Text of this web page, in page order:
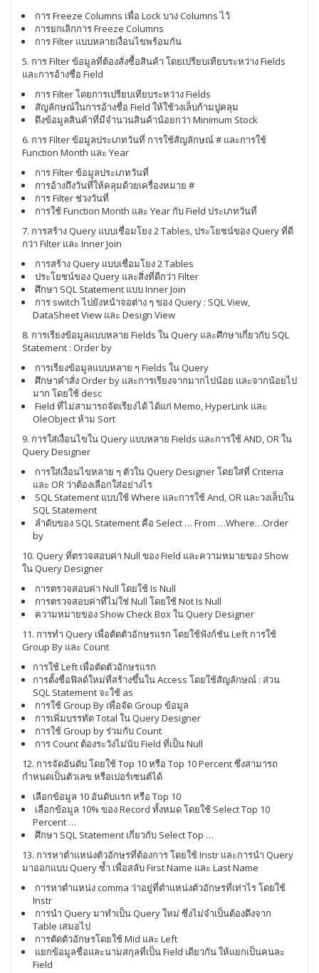
การ Freeze Columns เพื่อ Lock บาง Columns ไว้
การยกเลิกการ Freeze Columns
การ Filter แบบหลายเงื่อนไขพร้อมกัน
5. การ Filter ข้อมูลที่ต้องสั่งซื้อสินค้า โดยเปรียบเทียบระหว่าง Fields
และการอ้างชื่อ Field
การ Filter โดยการเปรียบเทียบระหว่าง Fields
สัญลักษณ์ในการอ้างชื่อ Field ให้ใช้วงเล็บก้ามปูคลุม
ดึงข้อมูลสินค้าที่มีจำนวนสินค้าน้อยกว่า Minimum Stock
6. การ Filter ข้อมูลประเภทวันที่ การใช้สัญลักษณ์ # และการใช้
Function Month และ Year
การ Filter ข้อมูลประเภทวันที่
การอ้างถึงวันที่ให้คลุมด้วยเครื่องหมาย #
การ Filter ช่วงวันที่
การใช้ Function Month และ Year กับ Field ประเภทวันที่
7. การสร้าง Query แบบเชื่อมโยง 2 Tables, ประโยชน์ของ Query ที่ดี
กว่า Filter และ Inner Join
การสร้าง Query แบบเชื่อมโยง 2 Tables
ประโยชน์ของ Query และสิ่งที่ดีกว่า Filter
ศึกษา SQL Statement แบบ Inner Join
การ switch ไปยังหน้าจอต่าง ๆ ของ Query : SQL View,
DataSheet View และ Design View
8. การเรียงข้อมูลแบบหลาย Fields ใน Query และศึกษาเกี่ยวกับ SQL
Statement : Order by
การเรียงข้อมูลแบบหลาย ๆ Fields ใน Query
ศึกษาคำสั่ง Order by และการเรียงจากมากไปน้อย และจากน้อยไป
มาก โดยใช้ desc
Field ที่ไม่สามารถจัดเรียงได้ ได้แก่ Memo, HyperLink และ
OleObject ห้าม Sort
9. การใส่เงื่อนไขใน Query แบบหลาย Fields และการใช้ AND, OR ใน
Query Designer
การใส่เงื่อนไขหลาย ๆ ตัวใน Query Designer โดยใส่ที่ Criteria
และ OR ว่าต้องเลือกใส่อย่างไร
SQL Statement แบบใช้ Where และการใช้ And, OR และวงเล็บใน
SQL Statement
ลำดับของ SQL Statement คือ Select … From …Where…Order
by
10. Query ที่ตรวจสอบค่า Null ของ Field และความหมายของ Show
ใน Query Designer
การตรวจสอบค่า Null โดยใช้ Is Null
การตรวจสอบค่าที่ไม่ใช่ Null โดยใช้ Not Is Null
ความหมายของ Show Check Box ใน Query Designer
11. การทำ Query เพื่อตัดตัวอักษรแรก โดยใช้ฟังก์ชัน Left การใช้
Group By และ Count
การใช้ Left เพื่อตัดตัวอักษรแรก
การตั้งชื่อฟิลด์ใหม่ที่สร้างขึ้นใน Access โดยใช้สัญลักษณ์ : ส่วน
SQL Statement จะใช้ as
การใช้ Group By เพื่อจัด Group ข้อมูล
การเพิ่มบรรทัด Total ใน Query Designer
การใช้ Group by ร่วมกับ Count
การ Count ต้องระวังไม่นับ Field ที่เป็น Null
12. การจัดอันดับ โดยใช้ Top 10 หรือ Top 10 Percent ซึ่งสามารถ
กำหนดเป็นตัวเลข หรือเปอร์เซนต์ได้
เลือกข้อมูล 10 อันดับแรก หรือ Top 10
เลือกข้อมูล 10% ของ Record ทั้งหมด โดยใช้ Select Top 10
Percent …
ศึกษา SQL Statement เกี่ยวกับ Select Top …
13. การหาตำแหน่งตัวอักษรที่ต้องการ โดยใช้ Instr และการนำ Query
มาออกแบบ Query ซ้ำ เพื่อสลับ First Name และ Last Name
การหาตำแหน่ง comma ว่าอยู่ที่ตำแหน่งตัวอักษรที่เท่าไร โดยใช้
Instr
การนำ Query มาทำเป็น Query ใหม่ ซึ่งไม่จำเป็นต้องดึงจาก
Table เสมอไป
การตัดตัวอักษรโดยใช้ Mid และ Left
แยกข้อมูลชื่อและนามสกุลที่เป็น Field เดียวกัน ให้แยกเป็นคนละ
Field